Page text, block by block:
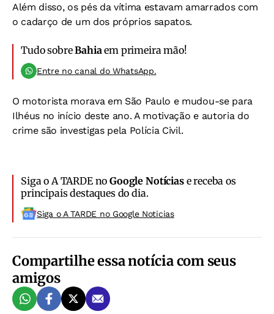
Além disso, os pés da vítima estavam amarrados com
o cadarço de um dos próprios sapatos.
Tudo sobreBahia em primeira mão!
Entre no canal do WhatsApp.
O motorista morava em São Paulo e mudou-se para
Ilhéus no início deste ano. A motivação e autoria do
crime são investigas pela Polícia Civil.
Siga o A TARDE noGoogle Notíciase receba os
principais destaques do dia.
Siga o A TARDE no Google Noticias
Compartilhe essa notícia com seus
amigos